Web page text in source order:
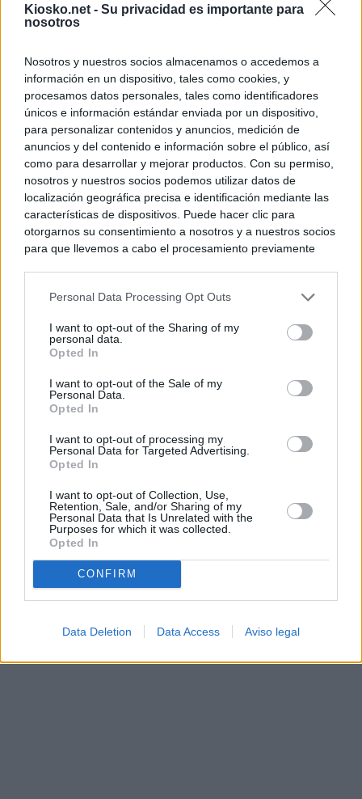
Kiosko.net - Su privacidad es importante para
nosotros
Nosotros y nuestros socios almacenamos o accedemos a
información en un dispositivo, tales como cookies, y
procesamos datos personales, tales como identificadores
únicos e información estándar enviada por un dispositivo,
para personalizar contenidos y anuncios, medición de
anuncios y del contenido e información sobre el público, así
como para desarrollar y mejorar productos. Con su permiso,
nosotros y nuestros socios podemos utilizar datos de
localización geográfica precisa e identificación mediante las
características de dispositivos. Puede hacer clic para
otorgarnos su consentimiento a nosotros y a nuestros socios
para que llevemos a cabo el procesamiento previamente
negar su consentimiento. Tenga en cuenta que algún
de su consentimiento, pero usted tiene el derecho de
rechazar tal procesamiento. Sus preferencias se aplicarán
cualquier momento entrando de nuevo en este sitio web o
visitando nuestra política de privacidad.
Personal Data Processing Opt Outs
I want to opt-out of the Sharing of my
personal data.
Opted In
I want to opt-out of the Sale of my
Personal Data.
Opted In
I want to opt-out of processing my
Personal Data for Targeted Advertising.
Opted In
I want to opt-out of Collection, Use,
Retention, Sale, and/or Sharing of my
Personal Data that Is Unrelated with the
Purposes for which it was collected.
Opted In
CONFIRM
Data Deletion Data Access Aviso legal